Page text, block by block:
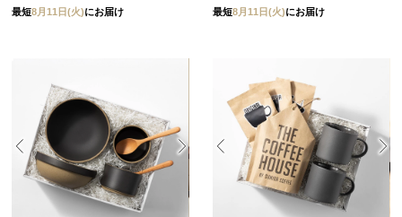
最短8月11日(火)にお届け 最短8月11日(火)にお届け